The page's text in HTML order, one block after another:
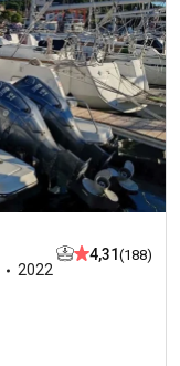
2022
4,31 (188)